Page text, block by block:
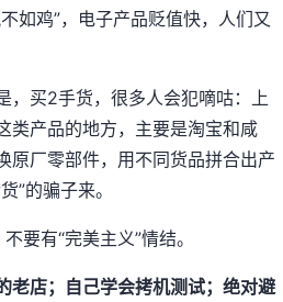
如鸡”，电子产品贬值快，人们又
，买2手货，很多人会犯嘀咕：上
类产品的地方，主要是淘宝和咸
原厂零部件，用不同货品拼合出产
”的骗子来。
要有“完美主义”情结。
老店；自己学会拷机测试；绝对避